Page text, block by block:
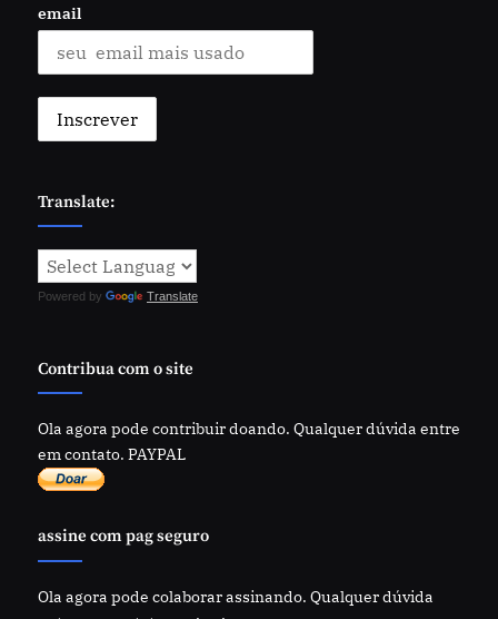
email
Translate:
Powered by Translate
Contribua com o site
Ola agora pode contribuir doando. Qualquer dúvida entre
em contato. PAYPAL
assine com pag seguro
Ola agora pode colaborar assinando. Qualquer dúvida